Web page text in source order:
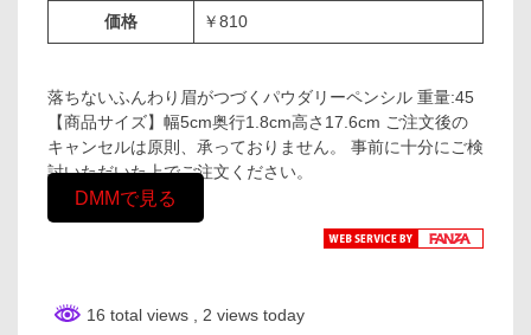
価格 ￥810
落ちないふんわり眉がつづくパウダリーペンシル 重量:45
【商品サイズ】幅5cm奥行1.8cm高さ17.6cm ご注文後の
キャンセルは原則、承っておりません。 事前に十分にご検
討いただいた上でご注文ください。
DMMで見る
16 total views , 2 views today